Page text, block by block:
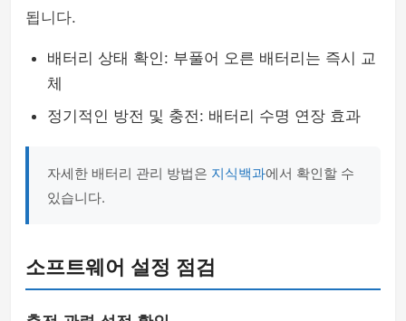
됩니다.
배터리 상태 확인: 부풀어 오른 배터리는 즉시 교
체
정기적인 방전 및 충전: 배터리 수명 연장 효과
자세한 배터리 관리 방법은 지식백과에서 확인할 수
있습니다.
소프트웨어 설정 점검